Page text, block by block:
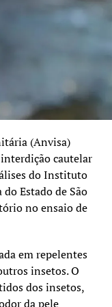
dos 95%
em 2025
especial
a campanha
vacinação contra
(Anvisa)
cautelar
do Instituto
Estado de São
no ensaio de
em repelentes
insetos. O
dos insetos,
da pele